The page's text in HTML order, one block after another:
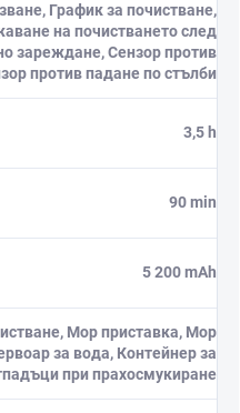
График за почистване,
на почистването след
зареждане, Сензор против
против падане по стълби
3,5 h
90 min
5 200 mAh
Mop приставка, Mop
за вода, Контейнер за
при прахосмукиране